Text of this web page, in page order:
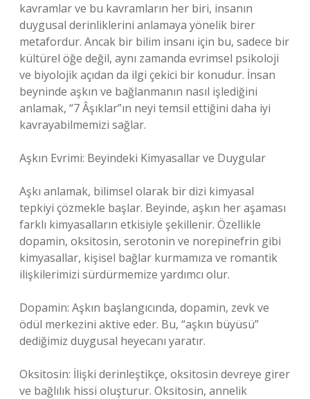
kavramlar ve bu kavramların her biri, insanın
duygusal derinliklerini anlamaya yönelik birer
metafordur. Ancak bir bilim insanı için bu, sadece bir
kültürel öğe değil, aynı zamanda evrimsel psikoloji
ve biyolojik açıdan da ilgi çekici bir konudur. İnsan
beyninde aşkın ve bağlanmanın nasıl işlediğini
anlamak, “7 Âşıklar”ın neyi temsil ettiğini daha iyi
kavrayabilmemizi sağlar.
Aşkın Evrimi: Beyindeki Kimyasallar ve Duygular
Aşkı anlamak, bilimsel olarak bir dizi kimyasal
tepkiyi çözmekle başlar. Beyinde, aşkın her aşaması
farklı kimyasalların etkisiyle şekillenir. Özellikle
dopamin, oksitosin, serotonin ve norepinefrin gibi
kimyasallar, kişisel bağlar kurmamıza ve romantik
ilişkilerimizi sürdürmemize yardımcı olur.
Dopamin: Aşkın başlangıcında, dopamin, zevk ve
ödül merkezini aktive eder. Bu, “aşkın büyüsü”
dediğimiz duygusal heyecanı yaratır.
Oksitosin: İlişki derinleştikçe, oksitosin devreye girer
ve bağlılık hissi oluşturur. Oksitosin, annelik